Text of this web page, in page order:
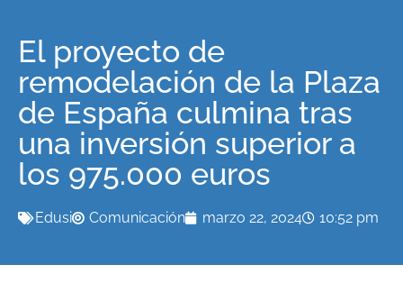
El proyecto de
remodelación de la Plaza
de España culmina tras
una inversión superior a
los 975.000 euros
Edusi Comunicación marzo 22, 2024 10:52 pm